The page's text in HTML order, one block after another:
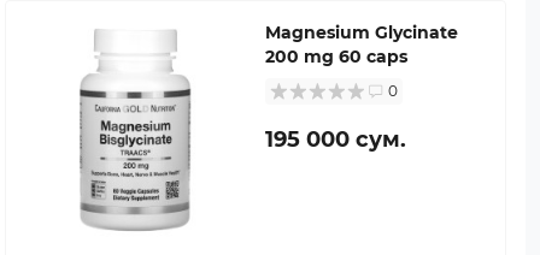
Magnesium Glycinate
200 mg 60 caps
0
195 000 сум.